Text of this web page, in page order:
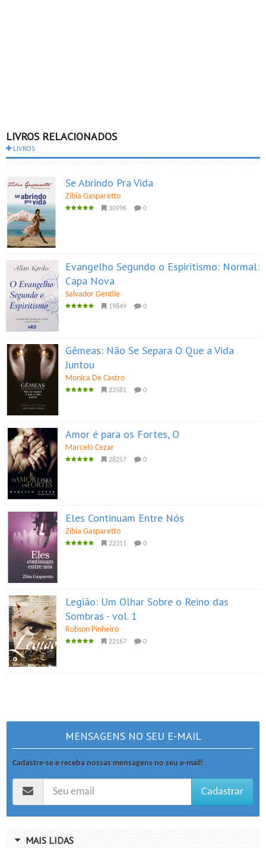
LIVROS RELACIONADOS
LIVROS
Se Abrindo Pra Vida
Zibia Gasparetto
30996 0
Evangelho Segundo o Espiritismo: Normal:
Capa Nova
Salvador Gentile
19849 0
Gêmeas: Não Se Separa O Que a Vida
Juntou
Monica De Castro
23581 0
Amor é para os Fortes, O
Marcelo Cezar
28257 0
Eles Continuam Entre Nós
Zibia Gasparetto
22311 0
Legião: Um Olhar Sobre o Reino das
Sombras - vol. 1
Robson Pinheiro
22167 0
MENSAGENS NO SEU E-MAIL
Cadastre-se e receba nossas mensagens no seu e-mail!
Cadastrar
MAIS LIDAS